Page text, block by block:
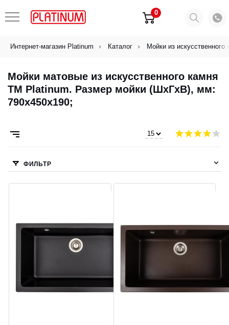
0
Интернет-магазин Platinum Каталог Мойки из искусственного
Мойки матовые из искусственного камня
ТМ Platinum. Размер мойки (ШхГхВ), мм:
790x450x190;
ФИЛЬТР